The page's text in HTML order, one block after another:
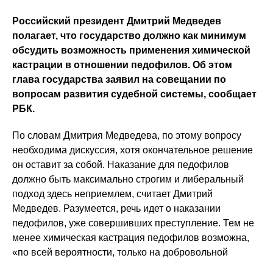
Российский президент Дмитрий Медведев
полагает, что государство должно как минимум
обсудить возможность применения химической
кастрации в отношении педофилов. Об этом
глава государства заявил на совещании по
вопросам развития судебной системы, сообщает
РБК.
По словам Дмитрия Медведева, по этому вопросу
необходима дискуссия, хотя окончательное решение
он оставит за собой. Наказание для педофилов
должно быть максимально строгим и либеральный
подход здесь неприемлем, считает Дмитрий
Медведев. Разумеется, речь идет о наказании
педофилов, уже совершивших преступление. Тем не
менее химическая кастрация педофилов возможна,
«по всей вероятности, только на добровольной